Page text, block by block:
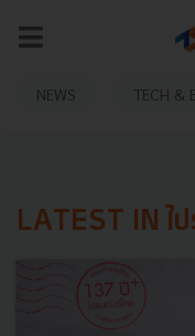
NEWS TECH &
LATEST IN ไ